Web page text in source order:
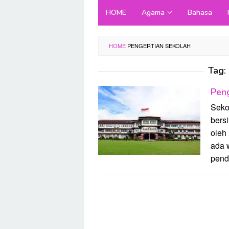
HOME Agama Bahasa
HOME PENGERTIAN SEKOLAH
Tag:
oleh
ada